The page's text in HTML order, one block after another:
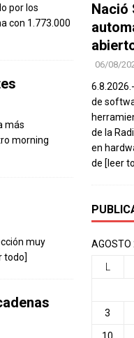
por los
con 1.773.000
más
morning
muy
todo]
Nació
06/08/
de
de la
en
de [leer
AGOSTO
3